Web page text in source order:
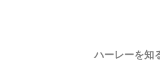
ハーレーを知